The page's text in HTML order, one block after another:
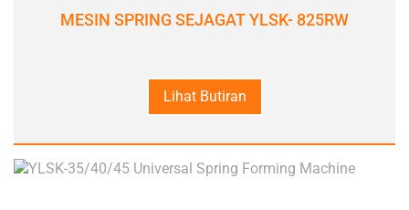
MESIN SPRING SEJAGAT YLSK- 825RW
Lihat Butiran